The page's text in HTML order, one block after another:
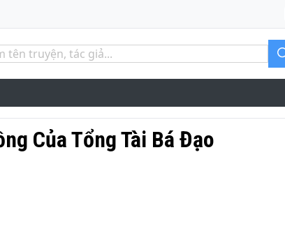
Của Tổng Tài Bá Đạo